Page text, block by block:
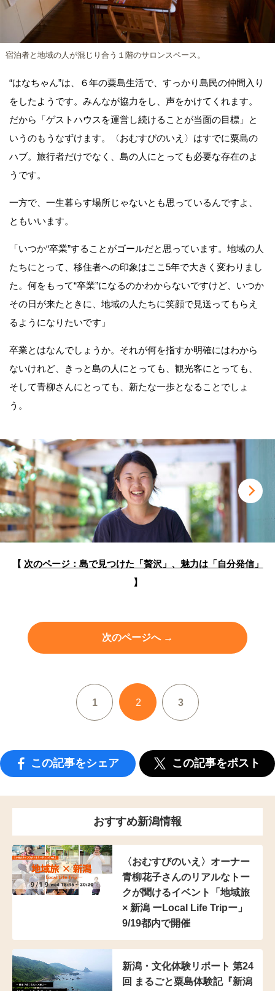
宿泊者と地域の人が混じり合う１階のサロンスペース。
“はなちゃん”は、６年の粟島生活で、すっかり島民の仲間入り
をしたようです。みんなが協力をし、声をかけてくれます。
だから「ゲストハウスを運営し続けることが当面の目標」と
いうのもうなずけます。〈おむすびのいえ〉はすでに粟島の
ハブ。旅行者だけでなく、島の人にとっても必要な存在のよ
うです。
一方で、一生暮らす場所じゃないとも思っているんですよ、
ともいいます。
「いつか“卒業”することがゴールだと思っています。地域の人
たちにとって、移住者への印象はここ5年で大きく変わりまし
た。何をもって“卒業”になるのかわからないですけど、いつか
その日が来たときに、地域の人たちに笑顔で見送ってもらえ
るようになりたいです」
卒業とはなんでしょうか。それが何を指すか明確にはわから
ないけれど、きっと島の人にとっても、観光客にとっても、
そして青柳さんにとっても、新たな一歩となることでしょ
う。
【 次のページ：島で見つけた「贅沢」、魅力は「自分発信」
】
次のページへ →
1 2 3
この記事をシェア この記事をポスト
おすすめ新潟情報
〈おむすびのいえ〉オーナー
青柳花子さんのリアルなトー
クが聞けるイベント「地域旅
× 新潟 ーLocal Life Tripー」
9/19都内で開催
新潟・文化体験リポート 第24
回 まるごと粟島体験記『新潟